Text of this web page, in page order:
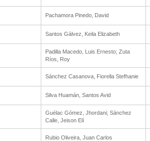
Pachamora Pinedo, David
Santos Gálvez, Keila Elizabeth
Padilla Macedo, Luis Ernesto; Zuta
Ríos, Roy
Sánchez Casanova, Fiorella Stefhanie
Silva Huamán, Santos Avid
Guélac Gómez, Jhordani; Sánchez
Calle, Jeison Elí
Rubio Oliveira, Juan Carlos